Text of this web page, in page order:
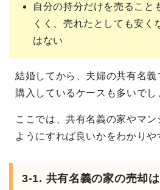
自分の持分だけを売ること
くく、売れたとしても安く
はない
結婚してから、夫婦の共有名
購入しているケースも多いでし
ここでは、共有名義の家やマ
ようにすれば良いかをわかりや
3-1. 共有名義の家の売却